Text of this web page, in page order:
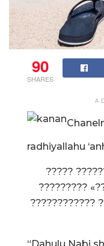
90
SHARES
radhiyallahu
?????
?????????
????????????